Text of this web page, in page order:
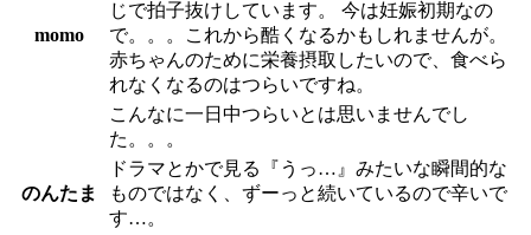
momo
じで拍子抜けしています。 今は妊娠初期なの
で。。。これから酷くなるかもしれませんが。
赤ちゃんのために栄養摂取したいので、食べら
れなくなるのはつらいですね。
こんなに一日中つらいとは思いませんでし
た。。。
のんたま
ドラマとかで見る『うっ…』みたいな瞬間的な
ものではなく、ずーっと続いているので辛いで
す…。